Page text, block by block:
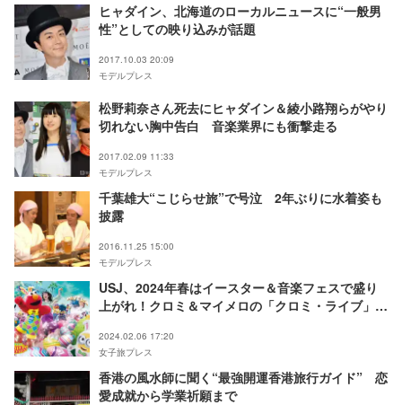
ヒャダイン、北海道のローカルニュースに“一般男
性”としての映り込みが話題
2017.10.03 20:09
モデルプレス
松野莉奈さん死去にヒャダイン＆綾小路翔らがやり
切れない胸中告白 音楽業界にも衝撃走る
2017.02.09 11:33
モデルプレス
千葉雄大“こじらせ旅”で号泣 2年ぶりに水着姿も
披露
2016.11.25 15:00
モデルプレス
USJ、2024年春はイースター＆音楽フェスで盛り
上がれ！クロミ＆マイメロの「クロミ・ライブ」も
2024.02.06 17:20
女子旅プレス
香港の風水師に聞く“最強開運香港旅行ガイド” 恋
愛成就から学業祈願まで